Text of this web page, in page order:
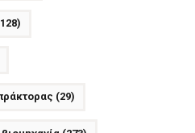
(29)